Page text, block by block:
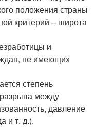
положения страны
критерий – широта
и
не имеющих
степень
между
давление
и т. д.).